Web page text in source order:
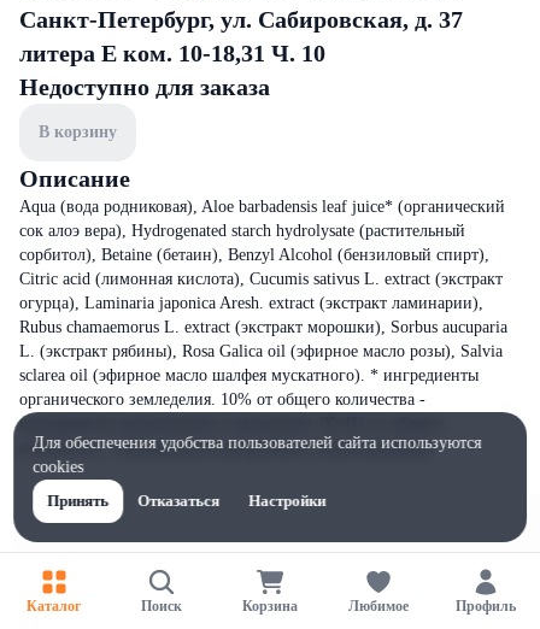
Санкт-Петербург, ул. Сабировская, д. 37
литера Е ком. 10-18,31 Ч. 10
Недоступно для заказа
В корзину
Описание
Aqua (вода родниковая), Aloe barbadensis leaf juice* (органический
сок алоэ вера), Hydrogenated starch hydrolysate (растительный
сорбитол), Betaine (бетаин), Benzyl Alcohol (бензиловый спирт),
Citric acid (лимонная кислота), Cucumis sativus L. extract (экстракт
огурца), Laminaria japonica Aresh. extract (экстракт ламинарии),
Rubus chamaemorus L. extract (экстракт морошки), Sorbus aucuparia
L. (экстракт рябины), Rosa Galica oil (эфирное масло розы), Salvia
sclarea oil (эфирное масло шалфея мускатного). * ингредиенты
органического земледелия. 10% от общего количества -
ингредиенты органического земледелия. 99.4% от общего
количества - ингредиенты натурального происхождения.
Каталог Поиск Корзина Любимое Профиль
Для обеспечения удобства пользователей сайта используются
cookies
Принять
Отказаться Настройки